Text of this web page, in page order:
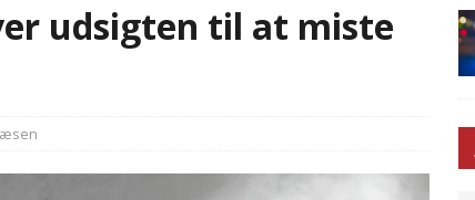
brugte lidt længere tid på at komme af sted i 2025
udsigten til at miste